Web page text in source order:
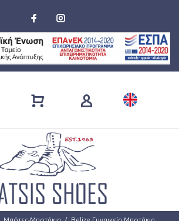
Μπότες-Μποτάκια Belize Γυναικεία Μποτάκια